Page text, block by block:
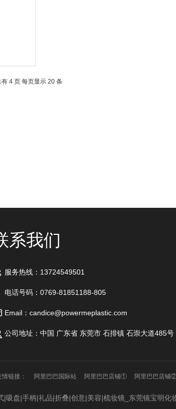
4 页 每页显示 20 条
系我们
服务热线：13724549501
电话号码：0769-81851188-805
Email：candice@powermeplastic.com
公司地址：中国 广东省 东莞市 石排镇 石崇大道485号
情链接： 阿里巴巴国际站 阿里巴巴店铺① 阿里巴巴店铺
|吸盘|手柄|礼品|折叠|创意|美容|梳妆镜_东莞镜宝明